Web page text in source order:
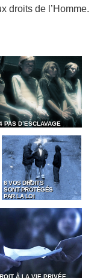
droits de l’Homme.
PAS D’ESCLAVAGE
8 VOS DROITS
SONT PROTÉGÉS
PAR LA LOI
À LA VIE PRIVÉE